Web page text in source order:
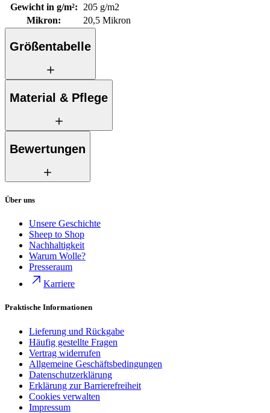
Gewicht in g/m²:
205 g/m2
Mikron: 20,5 Mikron
Größentabelle
Material & Pflege
Bewertungen
Über uns
Unsere Geschichte
Sheep to Shop
Nachhaltigkeit
Warum Wolle?
Presseraum
Karriere
Praktische Informationen
Lieferung und Rückgabe
Häufig gestellte Fragen
Vertrag widerrufen
Allgemeine Geschäftsbedingungen
Datenschutzerklärung
Erklärung zur Barrierefreiheit
Cookies verwalten
Impressum